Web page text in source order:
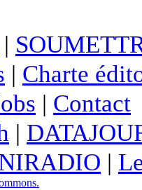
|
| Charte
| Contact
|
|